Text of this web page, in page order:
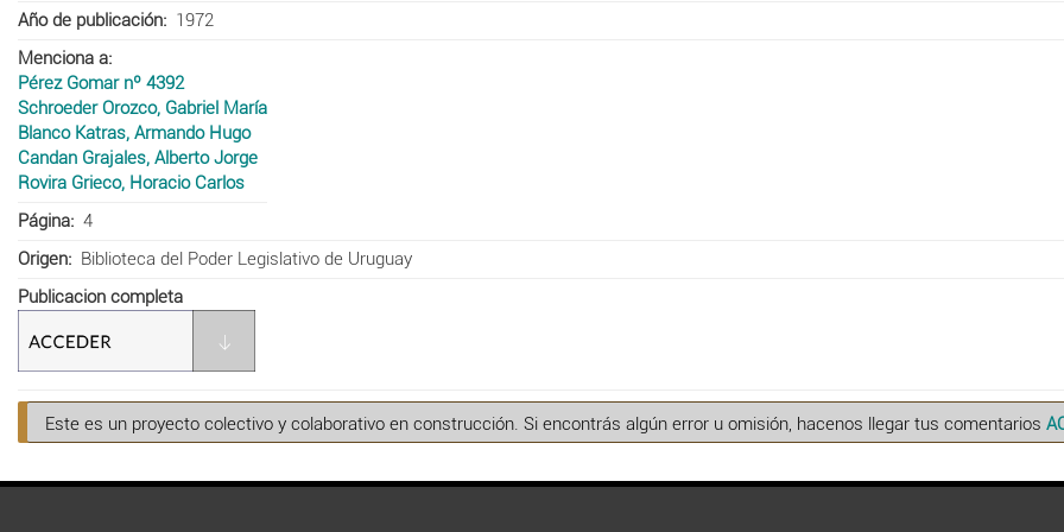
Año de publicación
1972
Menciona a
Pérez Gomar nº 4392
Schroeder Orozco, Gabriel María
Blanco Katras, Armando Hugo
Candan Grajales, Alberto Jorge
Rovira Grieco, Horacio Carlos
Página
4
Origen
Biblioteca del Poder Legislativo de Uruguay
Publicacion completa
Este es un proyecto colectivo y colaborativo en construcción. Si encontrás algún error u omisión, hacenos llegar tus comentarios